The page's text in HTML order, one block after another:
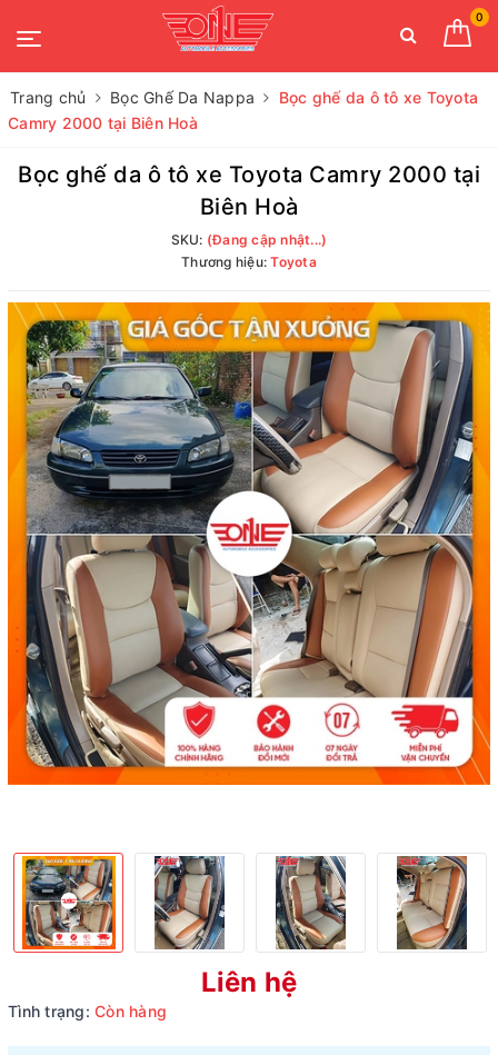
0
Trang chủ Bọc Ghế Da Nappa
Bọc ghế da ô tô xe Toyota
Camry 2000 tại Biên Hoà
Bọc ghế da ô tô xe Toyota Camry 2000 tại
Biên Hoà
SKU: (Đang cập nhật...)
Thương hiệu:Toyota
Liên hệ
Tình trạng: Còn hàng